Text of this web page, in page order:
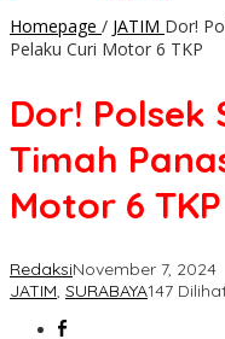
Homepage / JATIM Dor!
Pelaku Curi Motor 6 TKP
Dor! Polsek
Timah
Motor 6 TKP
RedaksiNovember 7, 2024
JATIM, SURABAYA147